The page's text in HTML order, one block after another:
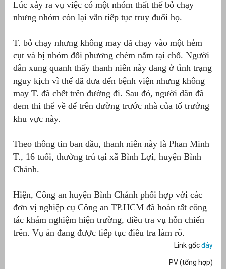
Lúc xảy ra vụ việc có một nhóm thất thế bỏ chạy
nhưng nhóm còn lại vẫn tiếp tục truy đuổi họ.
T. bỏ chạy nhưng không may đã chạy vào một hẻm
cụt và bị nhóm đối phương chém nằm tại chổ. Người
dân xung quanh thấy thanh niên này đang ở tình trạng
nguy kịch vì thế đã đưa đến bệnh viện nhưng không
may T. đã chết trên đường đi. Sau đó, người dân đã
đem thi thể về để trên đường trước nhà của tổ trưởng
khu vực này.
Theo thông tin ban đầu, thanh niên này là Phan Minh
T., 16 tuổi, thường trú tại xã Bình Lợi, huyện Bình
Chánh.
Hiện, Công an huyện Bình Chánh phối hợp với các
đơn vị nghiệp cụ Công an TP.HCM đã hoàn tất công
tác khám nghiệm hiện trường, điều tra vụ hỗn chiến
trên. Vụ án đang được tiếp tục điều tra làm rõ.
Link gốcđây
PV (tổng hợp)